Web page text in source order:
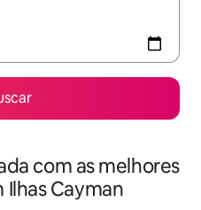
com as melhores
Ilhas Cayman